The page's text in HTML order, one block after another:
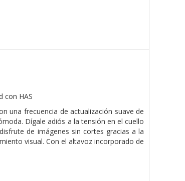
con HAS
una frecuencia de actualización suave de
Dígale adiós a la tensión en el cuello
de imágenes sin cortes gracias a la
visual. Con el altavoz incorporado de